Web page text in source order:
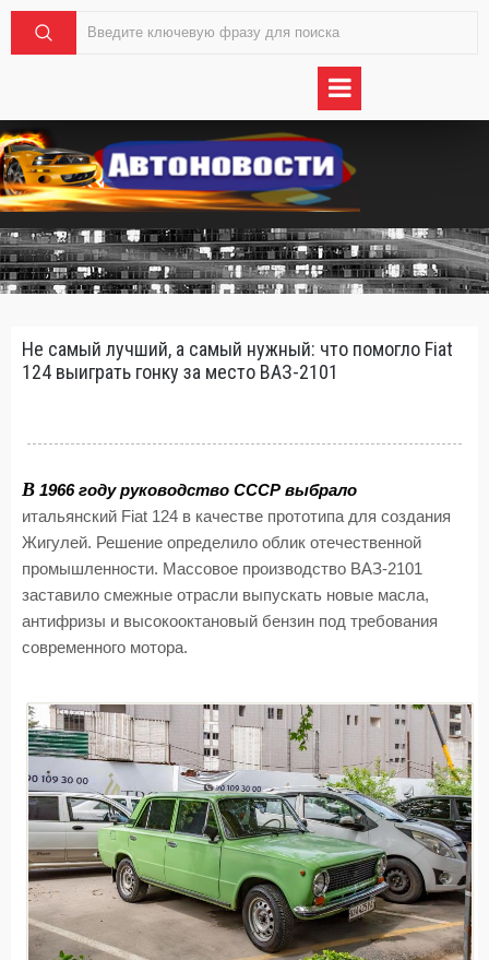
Не самый лучший, а самый нужный: что помогло Fiat
124 выиграть гонку за место ВАЗ-2101
В 1966 году руководство СССР выбрало
итальянский Fiat 124 в качестве прототипа для создания
Жигулей. Решение определило облик отечественной
промышленности. Массовое производство ВАЗ-2101
заставило смежные отрасли выпускать новые масла,
антифризы и высокооктановый бензин под требования
современного мотора.